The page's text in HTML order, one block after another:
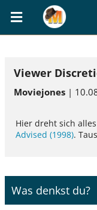
Viewer
Moviejones|
Hier dreht sich
Advised (1998).
Was denkst du?